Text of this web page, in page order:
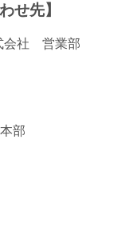
せ先】
会社 営業部
部